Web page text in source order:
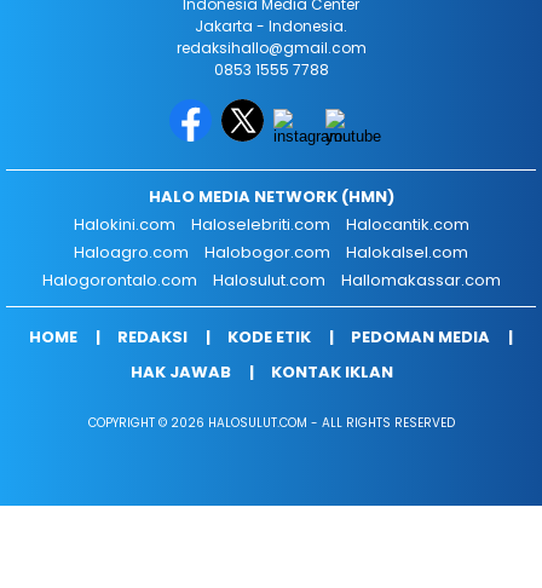
Indonesia Media Center
Jakarta - Indonesia.
redaksihallo@gmail.com
0853 1555 7788
HALO MEDIA NETWORK (HMN)
Halokini.com
Haloselebriti.com
Halocantik.com
Haloagro.com
Halobogor.com
Halokalsel.com
Halogorontalo.com
Halosulut.com Hallomakassar.com
HOME REDAKSI KODE ETIK
PEDOMAN MEDIA
HAK JAWAB
KONTAK IKLAN
COPYRIGHT © 2026 HALOSULUT.COM - ALL RIGHTS RESERVED